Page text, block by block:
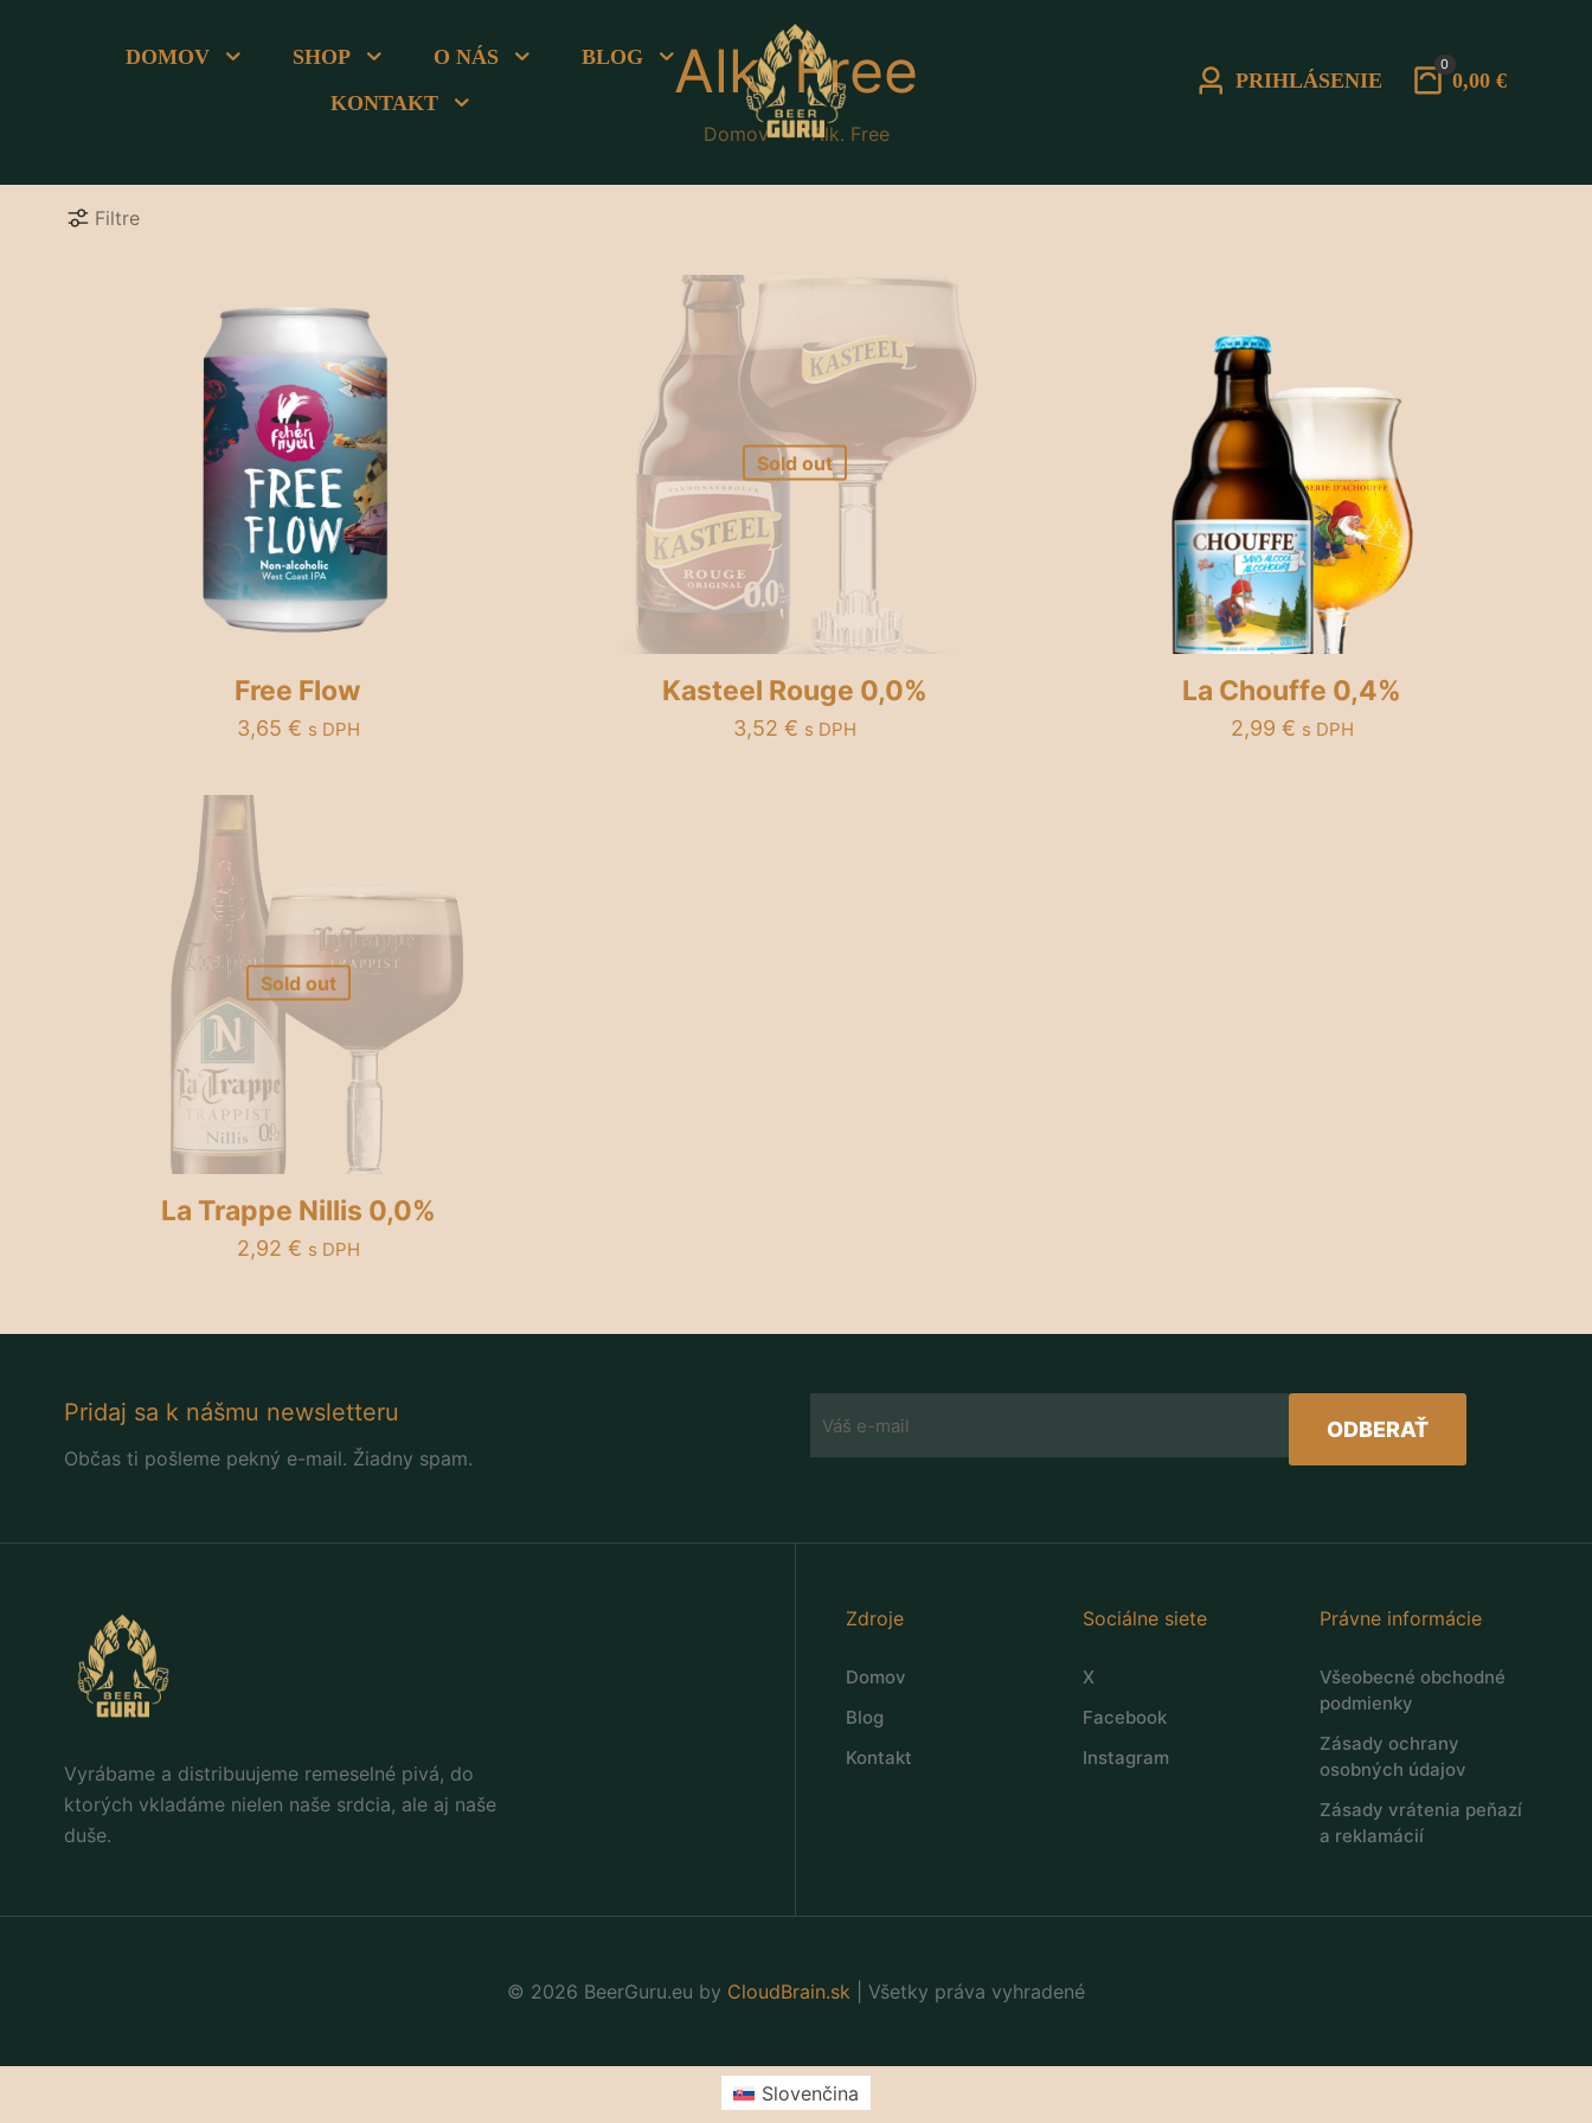
DOMOV SHOP O NÁS
BLOG
KONTAKT
PRIHLÁSENIE
0
0,00 €
Alk. Free
Domov Alk. Free
Filtre
Free Flow
3,65 € s DPH
Sold out
Kasteel Rouge 0,0%
3,52€ s DPH
La Chouffe 0,4%
2,99 € s DPH
Sold out
La Trappe Nillis 0,0%
2,92 € s DPH
Pridaj sa k nášmu newsletteru
Občas ti pošleme pekný e-mail. Žiadny spam.
Vyrábame a distribuujeme remeselné pivá, do
ktorých vkladáme nielen naše srdcia, ale aj naše
duše.
Zdroje
Domov
Blog
Kontakt
Sociálne siete
X
Facebook
Instagram
Právne informácie
Všeobecné obchodné
podmienky
Zásady ochrany
osobných údajov
Zásady vrátenia peňazí
a reklamácií
© 2026 BeerGuru.eu by CloudBrain.sk | Všetky práva vyhradené
Slovenčina